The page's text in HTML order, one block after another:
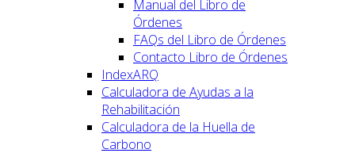
Manual del Libro de
Órdenes
FAQs del Libro de Órdenes
Contacto Libro de Órdenes
IndexARQ
Calculadora de Ayudas a la
Rehabilitación
Calculadora de la Huella de
Carbono